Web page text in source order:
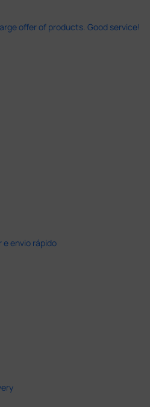
offer of products. Good service!
envio rápido